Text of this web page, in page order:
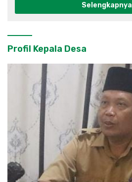
Selengkapnya
Profil Kepala Desa